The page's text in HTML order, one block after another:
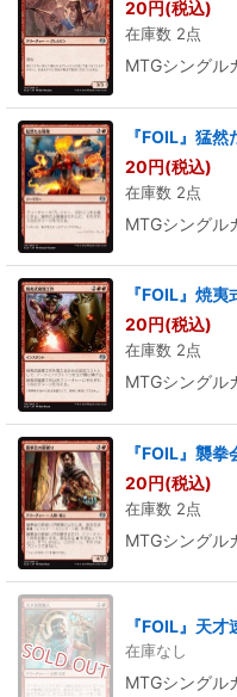
20円(税込)
在庫数 2点
MTGシングル
『FOIL』猛然
20円(税込)
在庫数 2点
MTGシングル
『FOIL』焼
20円(税込)
在庫数 2点
MTGシングル
『FOIL』襲拳
20円(税込)
在庫数 2点
MTGシングル
『FOIL』天才
在庫なし
MTGシングル